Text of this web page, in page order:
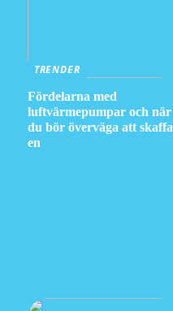
TRENDER
Fördelarna med
luftvärmepumpar och när
du bör överväga att skaffa
en